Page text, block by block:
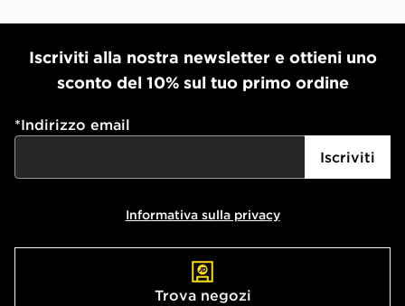
Iscriviti alla nostra newsletter e ottieni uno
sconto del 10% sul tuo primo ordine
*Indirizzo email
Iscriviti
Informativa sulla privacy
Trova negozi